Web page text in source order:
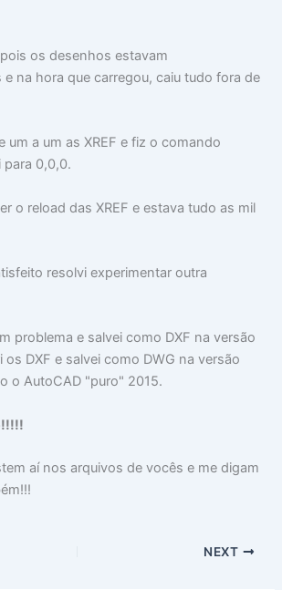
os desenhos estavam
na hora que carregou, caiu tudo fora de
um a um as XREF e fiz o comando
para 0,0,0.
o reload das XREF e estava tudo as mil
resolvi experimentar outra
problema e salvei como DXF na versão
DXF e salvei como DWG na versão
o AutoCAD "puro" 2015.
aí nos arquivos de vocês e me digam
NEXT